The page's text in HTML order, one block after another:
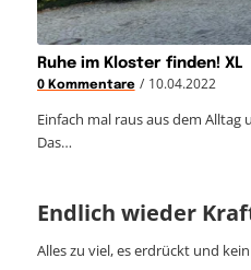
Ruhe im Kloster finden! XL
0 Kommentare / 10.04.2022
Einfach mal raus aus dem
Das…
Endlich wieder
Alles zu viel, es erdrückt und